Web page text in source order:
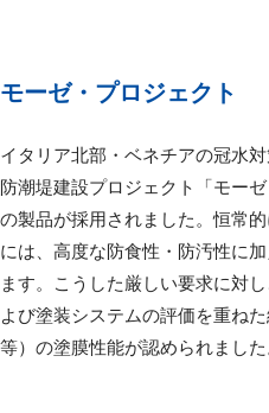
モーゼ・プロジェクト
イタリア北部・ベネチアの冠水
防潮堤建設プロジェクト「モー
の製品が採用されました。恒常
には、高度な防食性・防汚性に
ます。こうした厳しい要求に対
よび塗装システムの評価を重ね
等）の塗膜性能が認められました